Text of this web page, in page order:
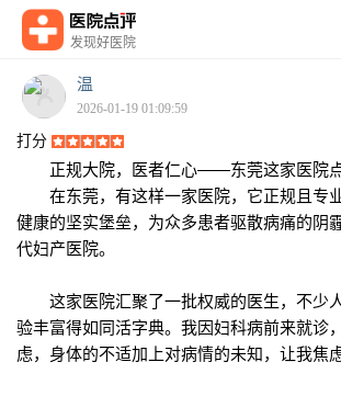
发现好医院
温
2026-01-19 01:09:59
打分
正规大院，医者仁心——东莞这家医院
在东莞，有这样一家医院，它正规且专
健康的坚实堡垒，为众多患者驱散病痛的阴
代妇产医院。
这家医院汇聚了一批权威的医生，不少
验丰富得如同活字典。我因妇科病前来就诊
虑，身体的不适加上对病情的未知，让我焦